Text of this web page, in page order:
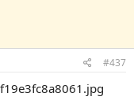
#437